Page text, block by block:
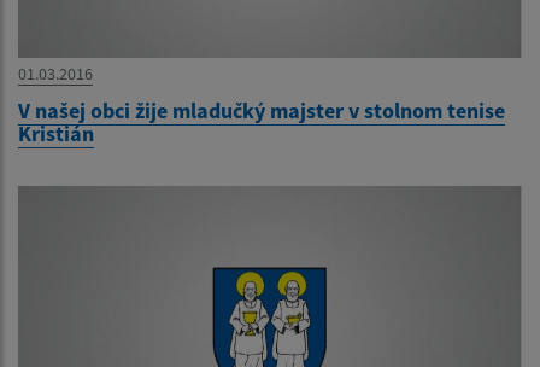
01.03.2016
V našej obci žije mladučký majster v stolnom tenise
Kristián